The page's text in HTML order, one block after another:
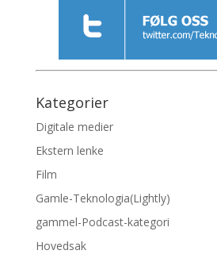
Kategorier
Digitale medier
Ekstern lenke
Film
Gamle-Teknologia(Lightly)
gammel-Podcast-kategori
Hovedsak